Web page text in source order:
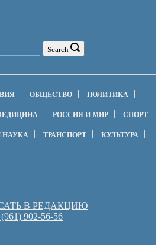
Search
ОБЩЕСТВО ПОЛИТИКА
РОССИЯ И МИР СПОРТ
НАУКА ТРАНСПОРТ КУЛЬТУРА
В РЕДАКЦИЮ
902-56-56